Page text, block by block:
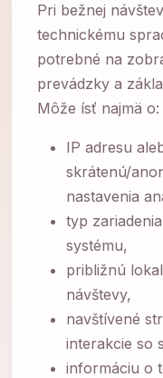
Pri bežnej
technickému
potrebné na
prevádzky a
Môže ísť najmä o:
IP adresu
skrátenú/
nastavenia
typ
systému,
približnú
návštevy,
navštívené
interakcie so
informáciu o